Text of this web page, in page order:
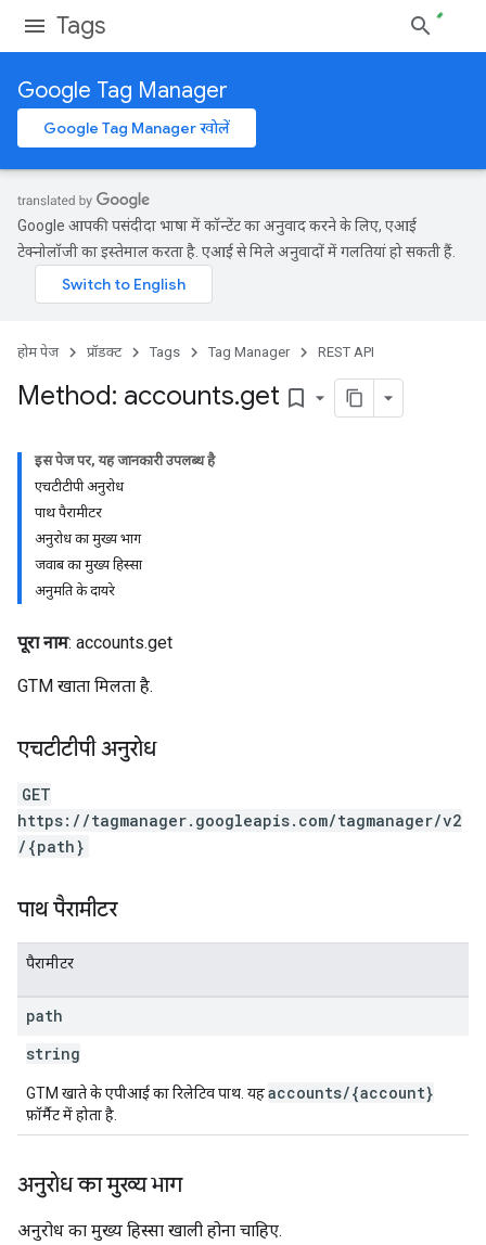
Tags
Google Tag Manager
Google Tag Manager खोलें
Google आपकी पसंदीदा भाषा में कॉन्टेंट का अनुवाद करने के लिए, एआई
टेक्नोलॉजी का इस्तेमाल करता है. एआई से मिले अनुवादों में गलतियां हो सकती हैं.
होम पेज प्रॉडक्ट Tags Tag Manager REST API
Method: accounts.get bookmark_border
इस पेज पर, यह जानकारी उपलब्ध है
एचटीटीपी अनुरोध
पाथ पैरामीटर
अनुरोध का मुख्य भाग
जवाब का मुख्य हिस्सा
अनुमति के दायरे
पूरा नाम: accounts.get
GTM खाता मिलता है.
एचटीटीपी अनुरोध
GET
https://tagmanager.googleapis.com/tagmanager/v2
/{path}
पाथ पैरामीटर
पैरामीटर
path
string
GTM खाते के एपीआई का रिलेटिव पाथ. यहaccounts/{account}
फ़ॉर्मैट में होता है.
अनुरोध का मुख्य भाग
अनुरोध का मुख्य हिस्सा खाली होना चाहिए.